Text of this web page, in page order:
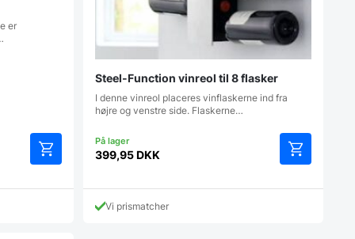
er
Steel-Function vinreol til 8 flasker
I denne vinreol placeres vinflaskerne ind fra
højre og venstre side. Flaskerne…
399,95DKK
Vi prismatcher